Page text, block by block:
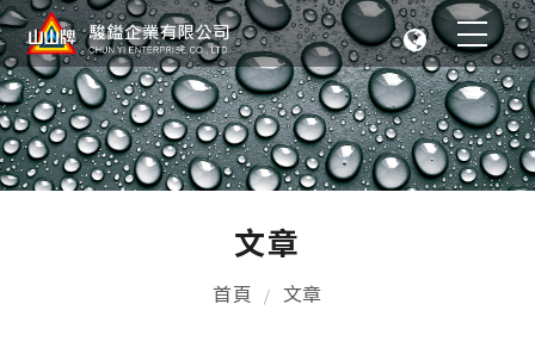
文章
首頁 文章